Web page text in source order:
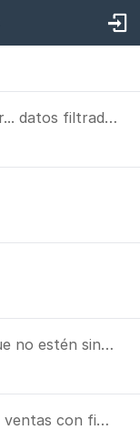
Poder exportar a excel o imprimir... datos filtrados (Vendedor, Forma de Pago, Punto de venta, etc)
Poder Filtrar las publicaciones que no estén sincronizadas de ML con Cianbox
Generar pagares automaticos en ventas con financiacion propia